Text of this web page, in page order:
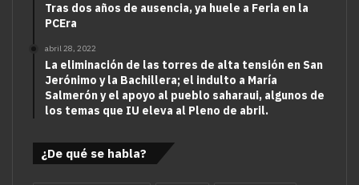
Tras dos años de ausencia, ya huele a Feria en la
PCEra
abril 28, 2022
La eliminación de las torres de alta tensión en San
Jerónimo y la Bachillera; el indulto a María
Salmerón y el apoyo al pueblo saharaui, algunos de
los temas que IU eleva al Pleno de abril.
¿De qué se habla?